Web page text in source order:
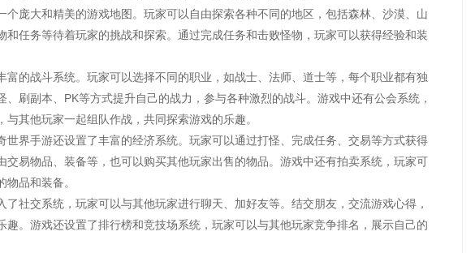
个庞大和精美的游戏地图。玩家可以自由探索各种不同的地区，包括森林、沙漠、山
和任务等待着玩家的挑战和探索。通过完成任务和击败怪物，玩家可以获得经验和装
富的战斗系统。玩家可以选择不同的职业，如战士、法师、道士等，每个职业都有独
刷副本、PK等方式提升自己的战力，参与各种激烈的战斗。游戏中还有公会系统，
其他玩家一起组队作战，共同探索游戏的乐趣。
世界手游还设置了丰富的经济系统。玩家可以通过打怪、完成任务、交易等方式获得
交易物品、装备等，也可以购买其他玩家出售的物品。游戏中还有拍卖系统，玩家可
品和装备。
了社交系统，玩家可以与其他玩家进行聊天、加好友等。结交朋友，交流游戏心得，
趣。游戏还设置了排行榜和竞技场系统，玩家可以与其他玩家竞争排名，展示自己的